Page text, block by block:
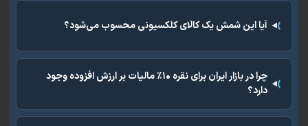
آیا این شمش یک کالای کلکسیونی محسوب می‌شود؟
چرا در بازار ایران برای نقره ۱۰٪ مالیات بر ارزش افزوده وجود